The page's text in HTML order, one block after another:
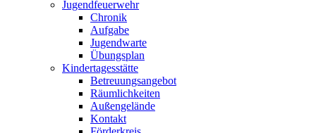
Jugendfeuerwehr
Chronik
Aufgabe
Jugendwarte
Übungsplan
Kindertagesstätte
Betreuungsangebot
Räumlichkeiten
Außengelände
Kontakt